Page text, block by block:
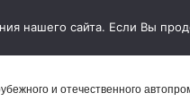
и отечественного
нашего сайта. Если Вы